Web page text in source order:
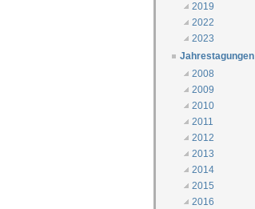
2019
2022
2023
Jahrestagungen
2008
2009
2010
2011
2012
2013
2014
2015
2016